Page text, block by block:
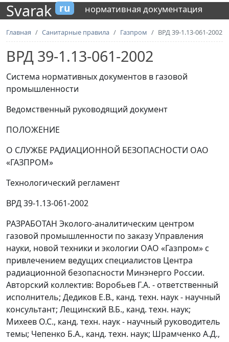
Svarak ru нормативная документация
Главная Санитарные правила Газпром ВРД 39-1.13-061-2002
ВРД 39-1.13-061-2002
Система нормативных документов в газовой
промышленности
Ведомственный руководящий документ
ПОЛОЖЕНИЕ
О СЛУЖБЕ РАДИАЦИОННОЙ БЕЗОПАСНОСТИ ОАО
«ГАЗПРОМ»
Технологический регламент
ВРД 39-1.13-061-2002
РАЗРАБОТАН Эколого-аналитическим центром
газовой промышленности по заказу Управления
науки, новой техники и экологии ОАО «Газпром» с
привлечением ведущих специалистов Центра
радиационной безопасности Минэнерго России.
Авторский коллектив: Воробьев Г.А. - ответственный
исполнитель; Дедиков Е.В., канд. техн. наук - научный
консультант; Лещинский В.Б., канд. техн. наук;
Михеев О.С., канд. техн. наук - научный руководитель
темы; Чепенко Б.А., канд. техн. наук; Шрамченко А.Д.,